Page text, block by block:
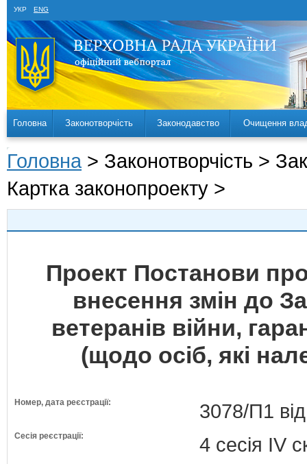
УКР ENG
Головна Законотворчість Законодавство Очищення
Головна > Законотворчість >
Картка законопроекту >
Проект Постанови
внесення змін до
ветеранів війни,
(щодо осіб, які
Номер, дата реєстрації: 3078/П1
Сесія реєстрації: 4 сесія IV